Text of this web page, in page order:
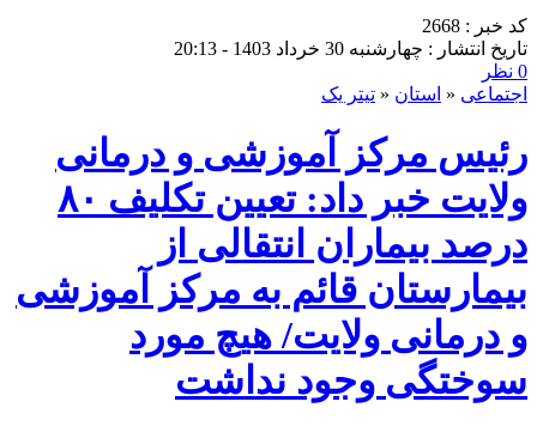
کد خبر : 2668
تاریخ انتشار : چهارشنبه 30 خرداد 1403 - 20:13
0 نظر
اجتماعی « استان « تیتر یک
رئیس مرکز آموزشی و درمانی
ولایت خبر داد: تعیین تکلیف ۸۰
درصد بیماران انتقالی از
بیمارستان قائم به مرکز آموزشی
و درمانی ولایت/ هیچ مورد
سوختگی وجود نداشت